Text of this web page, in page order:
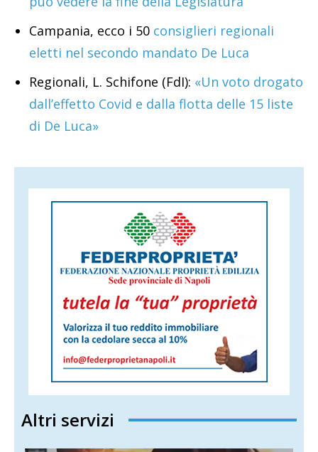
Campania, ecco i 50 consiglieri regionali
eletti nel secondo mandato De Luca
Regionali, L. Schifone (FdI): «Un voto drogato
dall’effetto Covid e dalla flotta delle 15 liste
di De Luca»
Altri servizi